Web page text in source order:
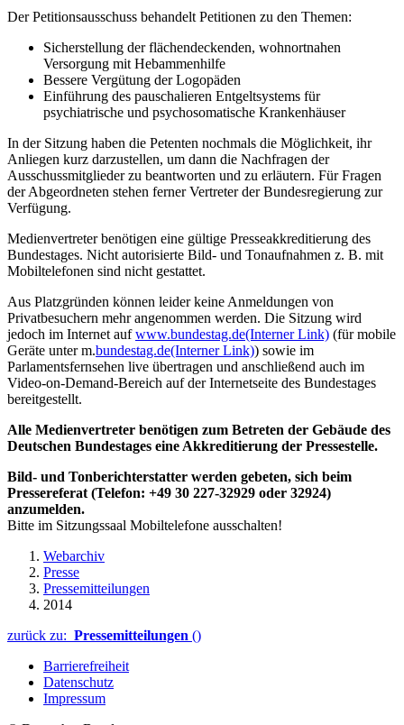
Der Petitionsausschuss behandelt Petitionen zu den Themen:
Sicherstellung der flächendeckenden, wohnortnahen
Versorgung mit Hebammenhilfe
Bessere Vergütung der Logopäden
Einführung des pauschalieren Entgeltsystems für
psychiatrische und psychosomatische Krankenhäuser
In der Sitzung haben die Petenten nochmals die Möglichkeit, ihr
Anliegen kurz darzustellen, um dann die Nachfragen der
Ausschussmitglieder zu beantworten und zu erläutern. Für Fragen
der Abgeordneten stehen ferner Vertreter der Bundesregierung zur
Verfügung.
Medienvertreter benötigen eine gültige Presseakkreditierung des
Bundestages. Nicht autorisierte Bild- und Tonaufnahmen z. B. mit
Mobiltelefonen sind nicht gestattet.
Aus Platzgründen können leider keine Anmeldungen von
Privatbesuchern mehr angenommen werden. Die Sitzung wird
jedoch im Internet aufwww.bundestag.de(Interner Link) (für mobile
Geräte unter m.bundestag.de(Interner Link)) sowie im
Parlamentsfernsehen live übertragen und anschließend auch im
Video-on-Demand-Bereich auf der Internetseite des Bundestages
bereitgestellt.
Alle Medienvertreter benötigen zum Betreten der Gebäude des
Deutschen Bundestages eine Akkreditierung der Pressestelle.
Bild- und Tonberichterstatter werden gebeten, sich beim
Pressereferat (Telefon: +49 30 227-32929 oder 32924)
anzumelden.
Bitte im Sitzungssaal Mobiltelefone ausschalten!
Webarchiv
Presse
Pressemitteilungen
2014
zurück zu: Pressemitteilungen ()
Barrierefreiheit
Datenschutz
Impressum